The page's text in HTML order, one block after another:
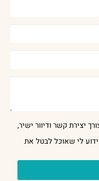
יצירת קשר ודיוור ישיר,
לי שאוכל לבטל את